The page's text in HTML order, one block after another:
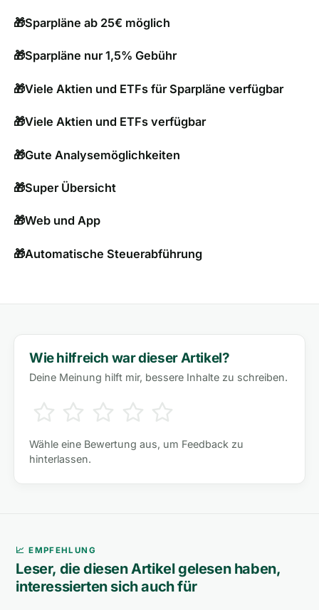
🎁Sparpläne ab 25€ möglich
🎁Sparpläne nur 1,5% Gebühr
🎁Viele Aktien und ETFs für Sparpläne verfügbar
🎁Viele Aktien und ETFs verfügbar
🎁Gute Analysemöglichkeiten
🎁Super Übersicht
🎁Web und App
🎁Automatische Steuerabführung
Wie hilfreich war dieser Artikel?
Deine Meinung hilft mir, bessere Inhalte zu schreiben.
Wähle eine Bewertung aus, um Feedback zu
hinterlassen.
📈 EMPFEHLUNG
Leser, die diesen Artikel gelesen haben,
interessierten sich auch für